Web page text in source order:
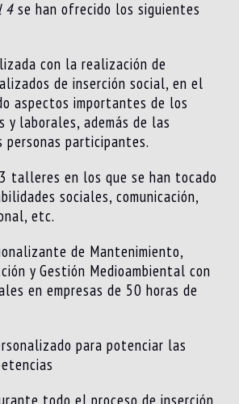
4 se han ofrecido los siguientes
con la realización de
de inserción social, en el
aspectos importantes de los
y laborales, además de las
personas participantes.
talleres en los que se han tocado
sociales, comunicación,
etc.
de Mantenimiento,
y Gestión Medioambiental con
en empresas de 50 horas de
para potenciar las
todo el proceso de inserción